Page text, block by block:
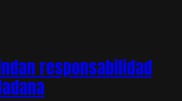
responsabilidad